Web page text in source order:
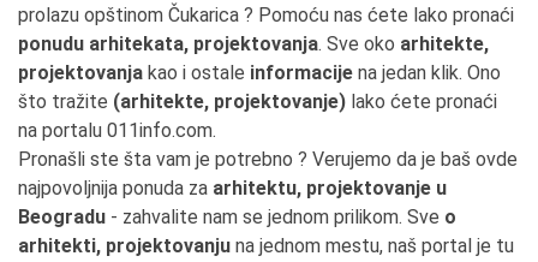
prolazu opštinom Čukarica ? Pomoću nas ćete lako pronaći
ponudu arhitekata, projektovanja. Sve oko arhitekte,
projektovanja kao i ostale informacije na jedan klik. Ono
što tražite (arhitekte, projektovanje) lako ćete pronaći
na portalu 011info.com.
Pronašli ste šta vam je potrebno ? Verujemo da je baš ovde
najpovoljnija ponuda za arhitektu, projektovanje u
Beogradu - zahvalite nam se jednom prilikom. Sve o
arhitekti, projektovanju na jednom mestu, naš portal je tu